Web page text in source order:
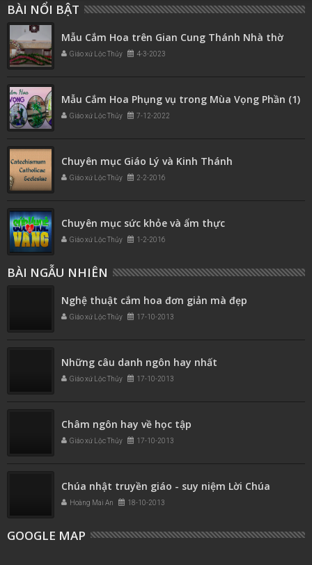
BÀI NỔI BẬT
Mẫu Cắm Hoa trên Gian Cung Thánh Nhà thờ
Giáo xứ Lộc Thủy 4-3-2023
Mẫu Cắm Hoa Phụng vụ trong Mùa Vọng Phần (1)
Giáo xứ Lộc Thủy 7-12-2022
Chuyên mục Giáo Lý và Kinh Thánh
Giáo xứ Lộc Thủy 2-2-2016
Chuyên mục sức khỏe và ẩm thực
Giáo xứ Lộc Thủy 1-2-2016
BÀI NGẪU NHIÊN
Nghệ thuật cắm hoa đơn giản mà đẹp
Giáo xứ Lộc Thủy 17-10-2013
Những câu danh ngôn hay nhất
Giáo xứ Lộc Thủy 17-10-2013
Châm ngôn hay về học tập
Giáo xứ Lộc Thủy 17-10-2013
Chúa nhật truyền giáo - suy niệm Lời Chúa
Hoàng Mai An 18-10-2013
GOOGLE MAP